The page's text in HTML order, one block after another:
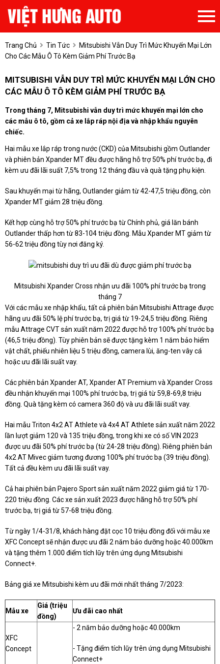
Trang Chủ Tin Tức
Mitsubishi Vẫn Duy Trì Mức Khuyến Mại Lớn
Cho Các Mẫu Ô Tô Kèm Giảm Phí Trước Bạ
MITSUBISHI VẪN DUY TRÌ MỨC KHUYẾN MẠI LỚN CHO
CÁC MẪU Ô TÔ KÈM GIẢM PHÍ TRƯỚC BẠ
Trong tháng 7, Mitsubishi vẫn duy trì mức khuyến mại lớn cho
các mẫu ô tô, gồm cả xe lắp ráp nội địa và nhập khẩu nguyên
chiếc.
Hai mẫu xe lắp ráp trong nước (CKD) của Mitsubishi gồm Outlander
và phiên bản Xpander MT đều được hãng hỗ trợ 50% phí trước bạ, đi
kèm ưu đãi lãi suất 7,5% trong 12 tháng đầu và quà tặng phụ kiện.
Sau khuyến mại từ hãng, Outlander giảm từ 42-47,5 triệu đồng, còn
Xpander MT giảm 28 triệu đồng.
Kết hợp cùng hỗ trợ 50% phí trước bạ từ Chính phủ, giá lăn bánh
Outlander thấp hơn từ 83-104 triệu đồng. Mẫu Xpander MT giảm từ
56-62 triệu đồng tùy nơi đăng ký.
Mitsubishi Xpander Cross nhận ưu đãi 100% phí trước bạ trong
tháng 7
Với các mẫu xe nhập khẩu, tất cả phiên bản Mitsubishi Attrage được
hãng ưu đãi 50% lệ phí trước bạ, trị giá từ 19-24,5 triệu đồng. Riêng
mẫu Attrage CVT sản xuất năm 2022 được hỗ trợ 100% phí trước bạ
(46,5 triệu đồng). Tùy phiên bản sẽ được tặng kèm 1 năm bảo hiểm
vật chất, phiếu nhiên liệu 5 triệu đồng, camera lùi, ăng-ten vây cá
hoặc ưu đãi lãi suất vay.
Các phiên bản Xpander AT, Xpander AT Premium và Xpander Cross
đều nhận khuyến mại 100% phí trước bạ, trị giá từ 59,8-69,8 triệu
đồng. Quà tặng kèm có camera 360 độ và ưu đãi lãi suất vay.
Hai mẫu Triton 4x2 AT Athlete và 4x4 AT Athlete sản xuất năm 2022
lần lượt giảm 120 và 135 triệu đồng, trong khi xe có số VIN 2023
được ưu đãi 50% phí trước bạ (từ 24-28 triệu đồng). Riêng phiên bản
4x2 AT Mivec giảm tương đương 100% phí trước bạ (39 triệu đồng).
Tất cả đều kèm ưu đãi lãi suất vay.
Cả hai phiên bản Pajero Sport sản xuất năm 2022 giảm giá từ 170-
220 triệu đồng. Các xe sản xuất 2023 được hãng hỗ trợ 50% phí
trước bạ, trị giá từ 57-68 triệu đồng.
Từ ngày 1/4-31/8, khách hàng đặt cọc 10 triệu đồng đối với mẫu xe
XFC Concept sẽ nhận được ưu đãi 2 năm bảo dưỡng hoặc 40.000km
và tặng thêm 1.000 điểm tích lũy trên ứng dụng Mitsubishi
Connect+.
Bảng giá xe Mitsubishi kèm ưu đãi mới nhất tháng 7/2023:
Mẫu xe
Giá (triệu
đồng)
Ưu đãi cao nhất
XFC
Concept
- 2 năm bảo dưỡng hoặc 40.000km
- Tặng điểm tích lũy trên ứng dụng Mitsubishi
Connect+